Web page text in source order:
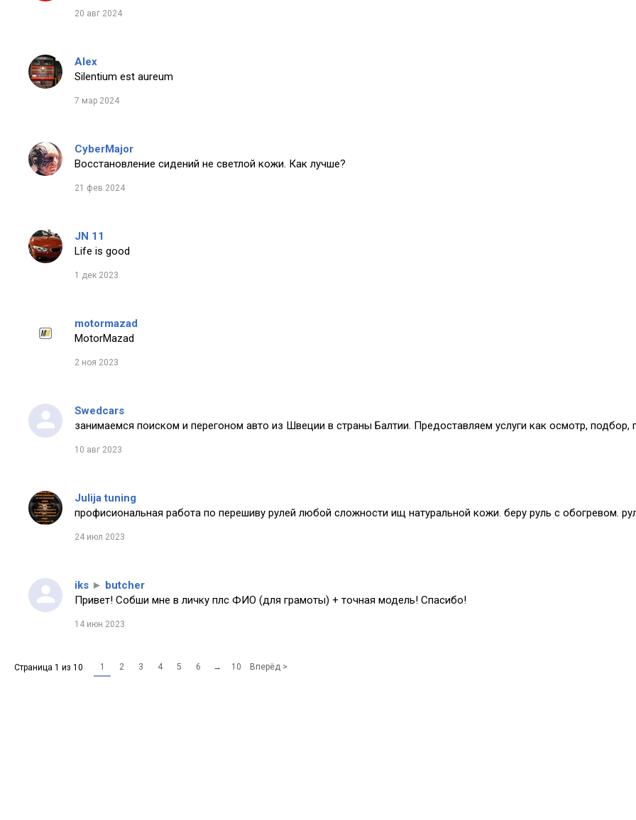
20 авг 2024
Alex
Silentium est aureum
7 мар 2024
CyberMajor
Восстановление сидений не светлой кожи. Как лучше?
21 фев 2024
JN 11
Life is good
1 дек 2023
motormazad
MotorMazad
2 ноя 2023
Swedcars
занимаемся поиском и перегоном авто из Швеции в страны Балтии. Предоставляем услуги как осмотр, подбор,
10 авг 2023
Julija tuning
профисиональная работа по перешиву рулей любой сложности ищ натуральной кожи. беру руль с обогревом.
24 июл 2023
iks ► butcher
Привет! Собши мне в личку плс ФИО (для грамоты) + точная модель! Спасибо!
14 июн 2023
Страница 1 из 10 1 2 3 4 5 6 → 10 Вперёд >